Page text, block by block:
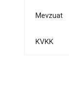
Mevzuat
KVKK